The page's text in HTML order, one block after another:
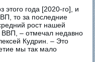
этого года [2020-го], и
то за последние
рост нашей
ВВП, – отмечал недавно
Кудрин. – Это
мы так мало